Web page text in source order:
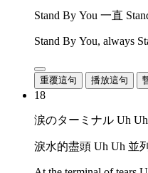
Stand By You 一直
Stand By You, always
重覆這句 播放這句
18
涙のターミナル Uh
淚水的盡頭 Uh Uh 並